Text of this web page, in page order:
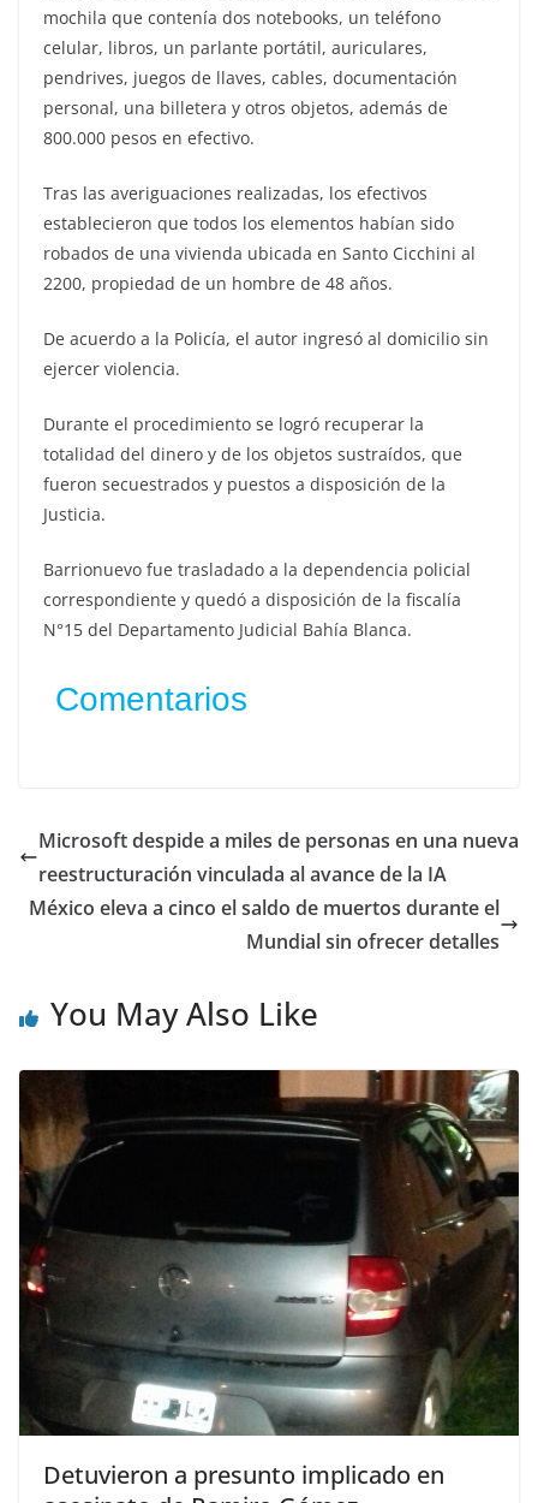
mochila que contenía dos notebooks, un teléfono
celular, libros, un parlante portátil, auriculares,
pendrives, juegos de llaves, cables, documentación
personal, una billetera y otros objetos, además de
800.000 pesos en efectivo.
Tras las averiguaciones realizadas, los efectivos
establecieron que todos los elementos habían sido
robados de una vivienda ubicada en Santo Cicchini al
2200, propiedad de un hombre de 48 años.
De acuerdo a la Policía, el autor ingresó al domicilio sin
ejercer violencia.
Durante el procedimiento se logró recuperar la
totalidad del dinero y de los objetos sustraídos, que
fueron secuestrados y puestos a disposición de la
Justicia.
Barrionuevo fue trasladado a la dependencia policial
correspondiente y quedó a disposición de la fiscalía
N°15 del Departamento Judicial Bahía Blanca.
Comentarios
Microsoft despide a miles de personas en una nueva
reestructuración vinculada al avance de la IA
México eleva a cinco el saldo de muertos durante el
Mundial sin ofrecer detalles
You May Also Like
Detuvieron a presunto implicado en